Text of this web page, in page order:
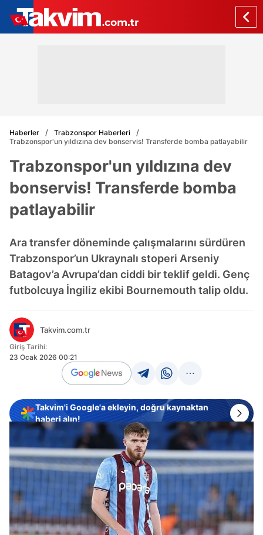
Haberler
Trabzonspor Haberleri
Trabzonspor'un yıldızına dev bonservis! Transferde bomba patlayabilir
Trabzonspor'un yıldızına dev
bonservis! Transferde bomba
patlayabilir
Ara transfer döneminde çalışmalarını sürdüren
Trabzonspor’un Ukraynalı stoperi Arseniy
Batagov’a Avrupa’dan ciddi bir teklif geldi. Genç
futbolcuya İngiliz ekibi Bournemouth talip oldu.
Takvim.com.tr
Giriş Tarihi:
23 Ocak 2026 00:21
Takvim'i Google'a ekleyin, doğru kaynaktan
haberi alın!